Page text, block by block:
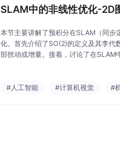
SLAM中的非线性优化-2D
本节主要讲解了预积分在SLAM（同
化。首先介绍了SO(2)的定义及其李代
部扰动或增量。接着，讨论了在SLAM
#人工智能
#计算机视觉 #